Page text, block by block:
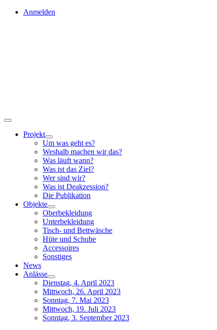
Skip
Anmelden
Toggle
Navigation
Projekt
Um was geht es?
Weshalb machen wir das?
Was läuft wann?
Was ist das Ziel?
Wer sind wir?
Was ist Deakzession?
Die Publikation
Objekte
Oberbekleidung
Unterbekleidung
Tisch- und Bettwäsche
Hüte und Schuhe
Accessoires
Sonstiges
News
Anlässe
Dienstag, 4. April 2023
Mittwoch, 26. April 2023
Sonntag, 7. Mai 2023
Mittwoch, 19. Juli 2023
Sonntag, 3. September 2023